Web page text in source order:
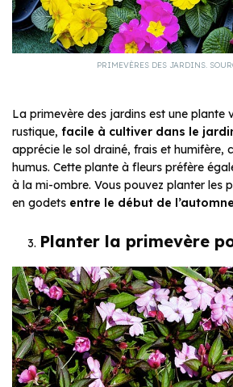
PRIMEVÈRES DES JARDINS.
La primevère des jardins est une plante
rustique, facile à cultiver dans le
apprécie le sol drainé, frais et humifère,
humus. Cette plante à fleurs préfère
à la mi-ombre. Vous pouvez planter les
en godets entre le début de
Planter la primevère